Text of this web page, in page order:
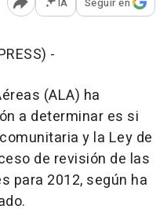
Abrir opciones para
-
(ALA) ha
a determinar es si
y la Ley de
de revisión de las
para 2012, según ha